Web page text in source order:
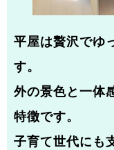
平屋は贅沢でゆ
す。
外の景色と一体
特徴です。
子育て世代にも